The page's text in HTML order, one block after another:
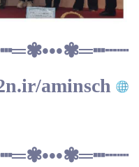
aminsch